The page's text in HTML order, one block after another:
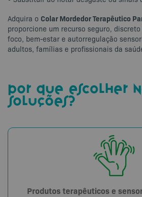
Adquira o Colar Mordedor Terapêutico
proporcione um recurso seguro,
foco, bem-estar e autorregulação
adultos, famílias e profissionais da
por que escolher
soluções?
Produtos terapêuticos e